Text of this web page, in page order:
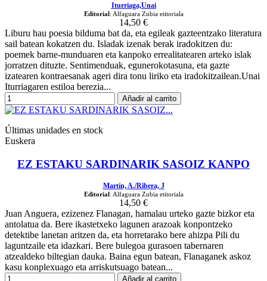
Iturriaga,Unai
Editorial: Alfaguara Zubia etitoriala
14,50 €
Liburu hau poesia bilduma bat da, eta egileak gazteentzako literatura
sail batean kokatzen du. Isladak izenak berak iradokitzen du:
poemek barne-munduaren eta kanpoko errealitatearen arteko islak
jorratzen dituzte. Sentimenduak, egunerokotasuna, eta gazte
izatearen kontraesanak ageri dira tonu liriko eta iradokitzailean.Unai
Iturriagaren estiloa berezia...
Añadir al carrito
Últimas unidades en stock
Euskera
EZ ESTAKU SARDINARIK SASOIZ KANPO
Martín, A./Ribera, J
Editorial : Alfaguara Zubia etitoriala
14,50 €
Juan Anguera, ezizenez Flanagan, hamalau urteko gazte bizkor eta
antolatua da. Bere ikastetxeko lagunen arazoak konpontzeko
detektibe lanetan aritzen da, eta horretarako bere ahizpa Pili du
laguntzaile eta idazkari. Bere bulegoa gurasoen tabernaren
atzealdeko biltegian dauka. Baina egun batean, Flanaganek askoz
kasu konplexuago eta arriskutsuago batean...
Añadir al carrito